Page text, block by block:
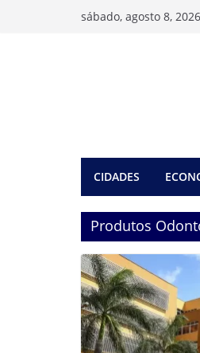
sábado, agosto 8, 2026
CIDADES
Produtos